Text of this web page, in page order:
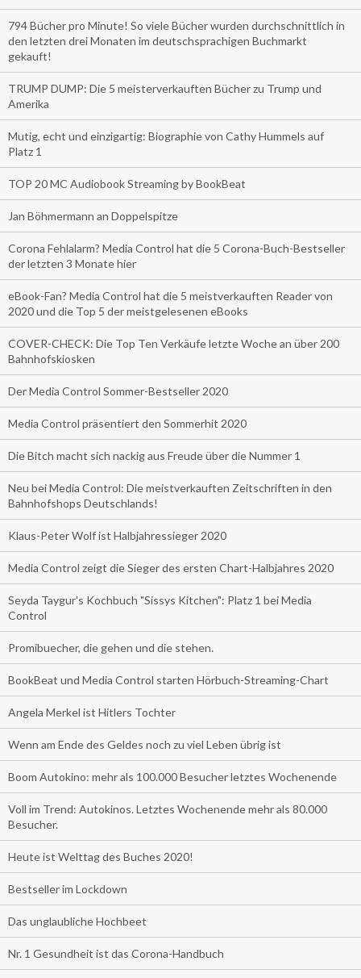
794 Bücher pro Minute! So viele Bücher wurden durchschnittlich in
den letzten drei Monaten im deutschsprachigen Buchmarkt
gekauft!
TRUMP DUMP: Die 5 meisterverkauften Bücher zu Trump und
Amerika
Mutig, echt und einzigartig: Biographie von Cathy Hummels auf
Platz 1
TOP 20 MC Audiobook Streaming by BookBeat
Jan Böhmermann an Doppelspitze
Corona Fehlalarm? Media Control hat die 5 Corona-Buch-Bestseller
der letzten 3 Monate hier
eBook-Fan? Media Control hat die 5 meistverkauften Reader von
2020 und die Top 5 der meistgelesenen eBooks
COVER-CHECK: Die Top Ten Verkäufe letzte Woche an über 200
Bahnhofskiosken
Der Media Control Sommer-Bestseller 2020
Media Control präsentiert den Sommerhit 2020
Die Bitch macht sich nackig aus Freude über die Nummer 1
Neu bei Media Control: Die meistverkauften Zeitschriften in den
Bahnhofshops Deutschlands!
Klaus-Peter Wolf ist Halbjahressieger 2020
Media Control zeigt die Sieger des ersten Chart-Halbjahres 2020
Seyda Taygur's Kochbuch "Sissys Kitchen": Platz 1 bei Media
Control
Promibuecher, die gehen und die stehen.
BookBeat und Media Control starten Hörbuch-Streaming-Chart
Angela Merkel ist Hitlers Tochter
Wenn am Ende des Geldes noch zu viel Leben übrig ist
Boom Autokino: mehr als 100.000 Besucher letztes Wochenende
Voll im Trend: Autokinos. Letztes Wochenende mehr als 80.000
Besucher.
Heute ist Welttag des Buches 2020!
Bestseller im Lockdown
Das unglaubliche Hochbeet
Nr. 1 Gesundheit ist das Corona-Handbuch